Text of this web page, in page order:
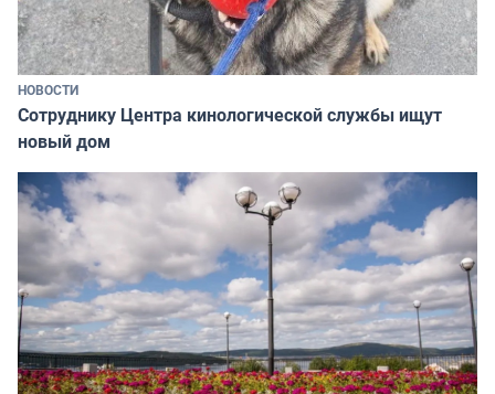
НОВОСТИ
Сотруднику Центра кинологической службы ищут
новый дом